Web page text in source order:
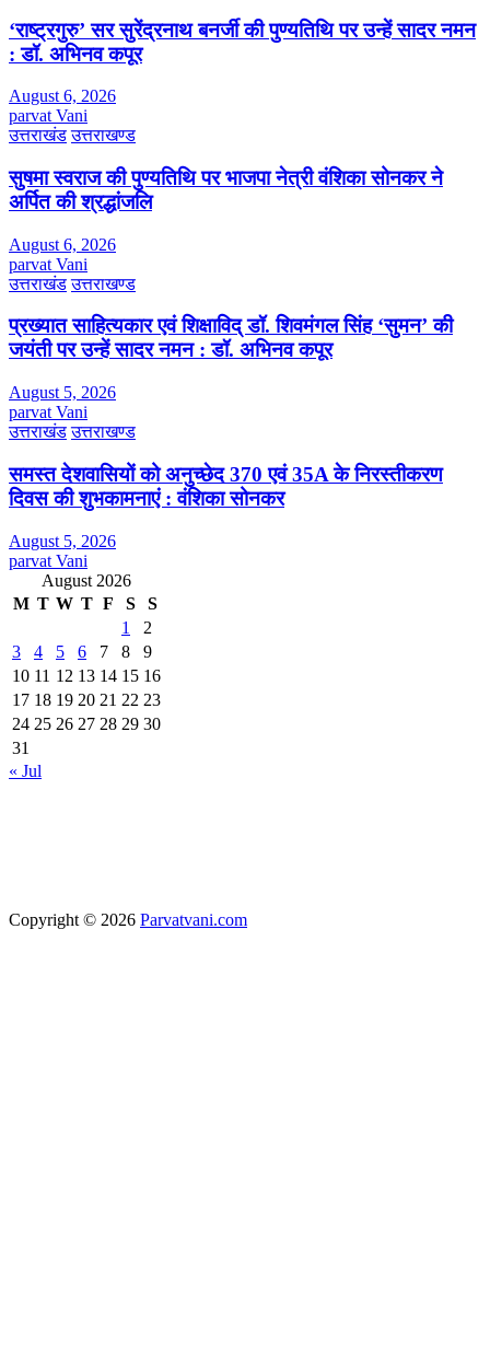
‘राष्ट्रगुरु’ सर सुरेंद्रनाथ बनर्जी की पुण्यतिथि पर उन्हें सादर नमन
: डॉ. अभिनव कपूर
August 6, 2026
parvat Vani
उत्तराखंड उत्तराखण्ड
सुषमा स्वराज की पुण्यतिथि पर भाजपा नेत्री वंशिका सोनकर ने
अर्पित की श्रद्धांजलि
August 6, 2026
parvat Vani
उत्तराखंड उत्तराखण्ड
प्रख्यात साहित्यकार एवं शिक्षाविद् डॉ. शिवमंगल सिंह ‘सुमन’ की
जयंती पर उन्हें सादर नमन : डॉ. अभिनव कपूर
August 5, 2026
parvat Vani
उत्तराखंड उत्तराखण्ड
समस्त देशवासियों को अनुच्छेद 370 एवं 35A के निरस्तीकरण
दिवस की शुभकामनाएं : वंशिका सोनकर
August 5, 2026
parvat Vani
August 2026
M T W T F S
S
1
2
3
4 5 6 7 8
9
10 11 12 13 14 15 16
17 18 19 20 21 22 23
24 25 26 27 28 29 30
31
« Jul
Copyright © 2026 Parvatvani.com